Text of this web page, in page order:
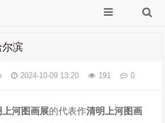
尔滨
2024-10-09 13:20 191 0
上河图画展的代表作清明上河图画